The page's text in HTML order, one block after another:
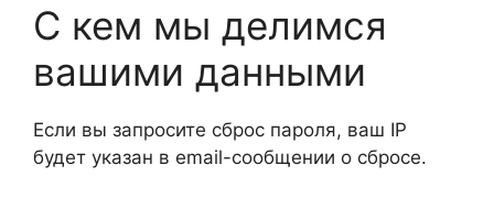
С кем мы делимся
вашими данными
Если вы запросите сброс пароля, ваш IP
будет указан в email-сообщении о сбросе.